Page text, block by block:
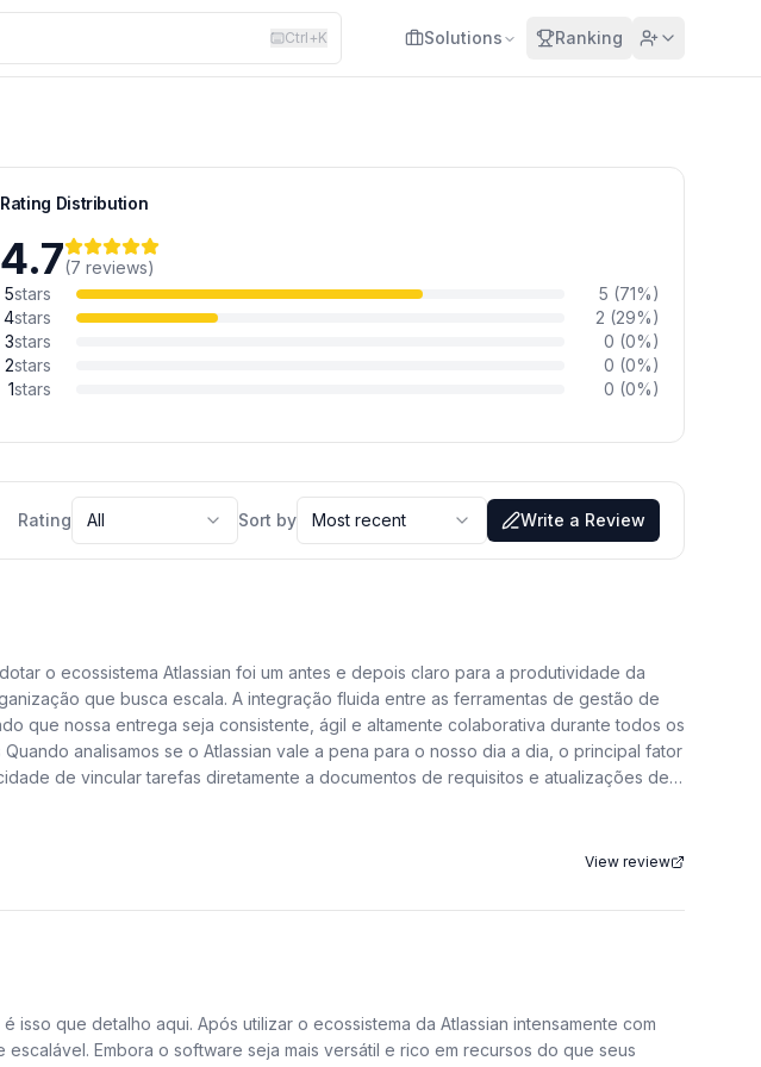
Ctrl+K Solutions Ranking
Rating Distribution
4.7(7 reviews)
5stars 5 (71%)
4stars 2 (29%)
3stars 0 (0%)
2stars 0 (0%)
1stars 0 (0%)
Rating All Sort by Most recent Write a Review
o ecossistema Atlassian foi um antes e depois claro para a produtividade da
que busca escala. A integração fluida entre as ferramentas de gestão de
que nossa entrega seja consistente, ágil e altamente colaborativa durante todos os
analisamos se o Atlassian vale a pena para o nosso dia a dia, o principal fator
de vincular tarefas diretamente a documentos de requisitos e atualizações de
sobre o progresso de cada sprint, permitindo que identifiquemos gargalos antes que
Com o ecossistema da Atlassian, temos uma única fonte de verdade.
processos permite que qualquer membro da equipe saiba exatamente onde
que justifica o investimento e consolida a ferramenta como nosso padrão de
pode ser um pouco íngreme para quem nunca teve contato com a
intimidador, exigindo um tempo de dedicação maior do que soluções mais
View review
que detalho aqui. Após utilizar o ecossistema da Atlassian intensamente com
Embora o software seja mais versátil e rico em recursos do que seus